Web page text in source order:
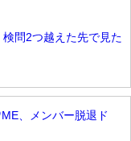
検問2つ越えた先で見た
、メンバー脱退ド